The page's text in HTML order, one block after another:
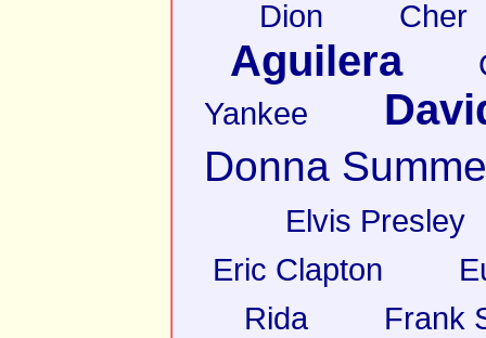
Dion Cher
Aguilera
Yankee
Donna
Elvis Presley
Eric Clapton
Rida
Frank